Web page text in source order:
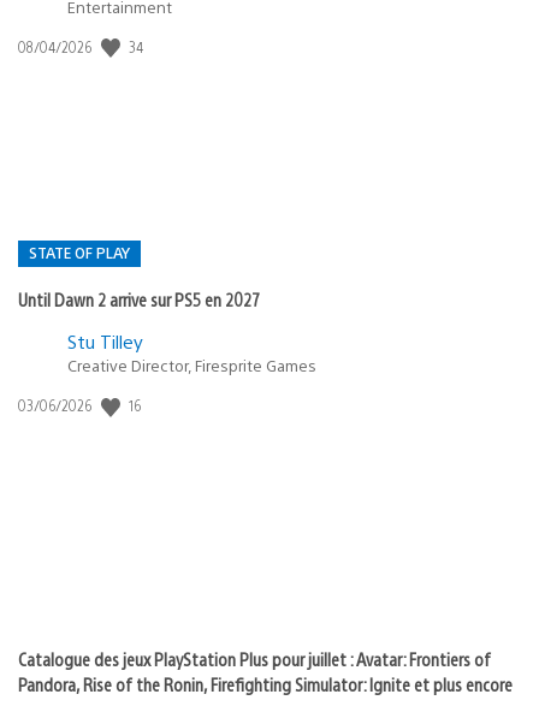
Entertainment
Date
08/04/2026 34
STATE OF PLAY
Until Dawn 2 arrive sur PS5 en 2027
Postée
:
Stu Tilley
Creative Director, Firesprite Games
Date
03/06/2026 16
Catalogue des jeux PlayStation Plus pour juillet : Avatar: Frontiers of
Pandora, Rise of the Ronin, Firefighting Simulator: Ignite et plus encore